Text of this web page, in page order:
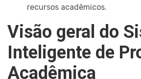
recursos acadêmicos.
Visão geral do
Inteligente de
Acadêmica